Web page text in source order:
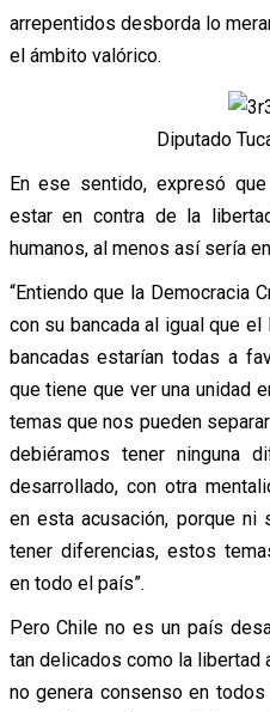
arrepentidos desborda lo
el ámbito valórico.
Diputado
En ese sentido, expresó
estar en contra de la
humanos, al menos así sería
“Entiendo que la Democracia
con su bancada al igual que
bancadas estarían todas a
que tiene que ver una unidad
temas que nos pueden
debiéramos tener ninguna
desarrollado, con otra
en esta acusación, porque
tener diferencias, estos
en todo el país”.
Pero Chile no es un país
tan delicados como la libertad
no genera consenso en